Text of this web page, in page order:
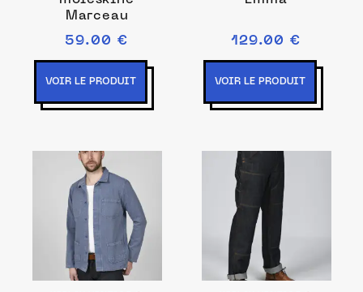
Marceau
59.00 €
VOIR LE PRODUIT
129.00 €
VOIR LE PRODUIT